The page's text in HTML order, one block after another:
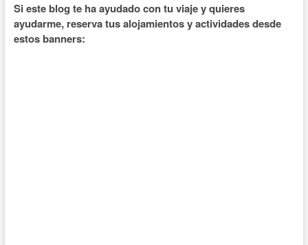
Si este blog te ha ayudado con tu viaje y quieres
ayudarme, reserva tus alojamientos y actividades desde
estos banners: